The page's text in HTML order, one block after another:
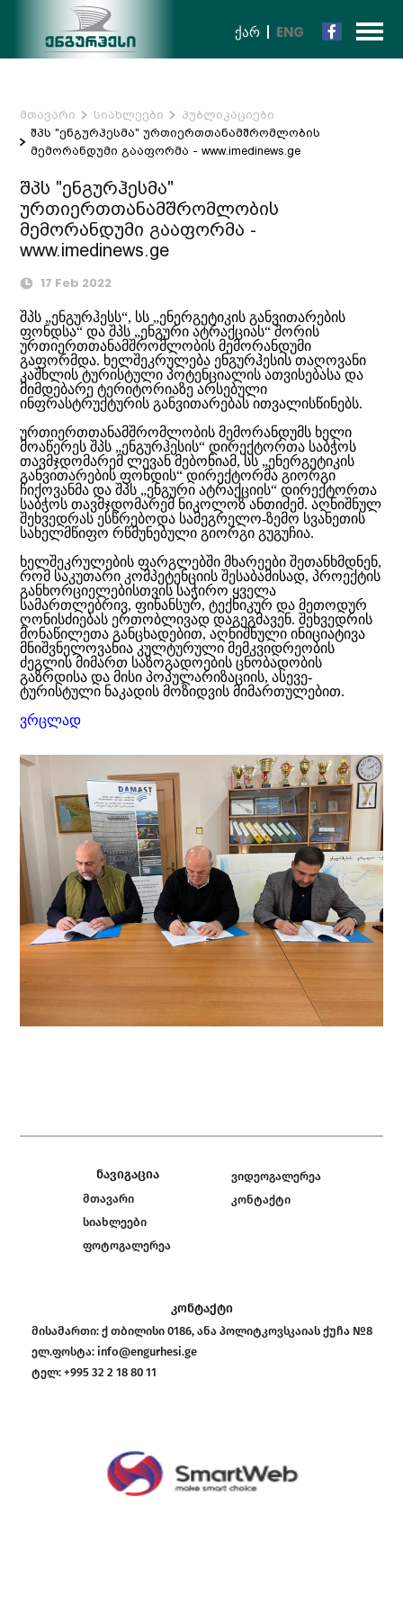
ᲥᲐᲠ ENG
მთავარი სიახლეები
პუბლიკაციები
შპს "ენგურჰესმა" ურთიერთთანამშრომლობის
მემორანდუმი გააფორმა - www.imedinews.ge
შპს "ენგურჰესმა"
ურთიერთთანამშრომლობის
მემორანდუმი გააფორმა -
www.imedinews.ge
17 Feb 2022
შპს „ენგურჰესს“, სს „ენერგეტიკის განვითარების
ფონდსა“ და შპს „ენგური ატრაქციას“ შორის
ურთიერთთანამშრომლობის მემორანდუმი
გაფორმდა. ხელშეკრულება ენგურჰესის თაღოვანი
კაშხლის ტურისტული პოტენციალის ათვისებასა და
მიმდებარე ტერიტორიაზე არსებული
ინფრასტრუქტურის განვითარებას ითვალისწინებს.
ურთიერთთანამშრომლობის მემორანდუმს ხელი
მოაწერეს შპს „ენგურჰესის“ დირექტორთა საბჭოს
თავმჯდომარემ ლევან მებონიამ, სს „ენერგეტიკის
განვითარების ფონდის“ დირექტორმა გიორგი
ჩიქოვანმა და შპს „ენგური ატრაქციის“ დირექტორთა
საბჭოს თავმჯდომარემ ნიკოლოზ ანთიძემ. აღნიშნულ
შეხვედრას ესწრებოდა სამეგრელო-ზემო სვანეთის
სახელმწიფო რწმუნებული გიორგი გუგუჩია.
ხელშეკრულების ფარგლებში მხარეები შეთანხმდნენ,
რომ საკუთარი კომპეტენციის შესაბამისად, პროექტის
განხორციელებისთვის საჭირო ყველა
სამართლებრივ, ფინანსურ, ტექნიკურ და მეთოდურ
ღონისძიებას ერთობლივად დაგეგმავენ. შეხვედრის
მონაწილეთა განცხადებით, აღნიშნული ინიციატივა
მნიშვნელოვანია კულტურული მემკვიდრეობის
ძეგლის მიმართ საზოგადოების ცნობადობის
გაზრდისა და მისი პოპულარიზაციის, ასევე-
ტურისტული ნაკადის მოზიდვის მიმართულებით.
ვრცლად
ნავიგაცია
მთავარი
სიახლეები
ფოტოგალერეა
ვიდეოგალერეა
კონტაქტი
კონტაქტი
მისამართი: ქ თბილისი 0186, ანა პოლიტკოვსკაიას ქუჩა №8
ელ.ფოსტა: info@engurhesi.ge
ტელ: +995 32 2 18 80 11